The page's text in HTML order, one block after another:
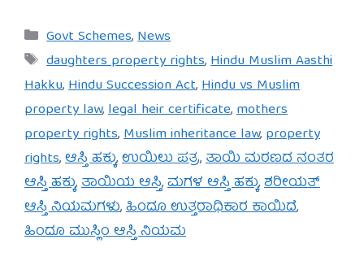
Categories
Govt Schemes,News
Tags
daughters property rights,Hindu Muslim Aasthi
Hakku,Hindu Succession Act,Hindu vs Muslim
property law,legal heir certificate,mothers
property rights,Muslim inheritance law, property
rights,ಆಸ್ತಿ ಹಕ್ಕು,ಉಯಿಲು ಪತ್ರ,ತಾಯಿ ಮರಣದ ನಂತರ
ಆಸ್ತಿ ಹಕ್ಕು,ತಾಯಿಯ ಆಸ್ತಿ,ಮಗಳ ಆಸ್ತಿ ಹಕ್ಕು,ಶರೀಯತ್
ಆಸ್ತಿ ನಿಯಮಗಳು,ಹಿಂದೂ ಉತ್ತರಾಧಿಕಾರ ಕಾಯಿದೆ,
ಹಿಂದೂ ಮುಸ್ಲಿಂ ಆಸ್ತಿ ನಿಯಮ